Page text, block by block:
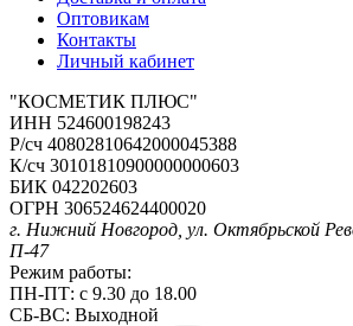
Оптовикам
Контакты
Личный кабинет
"КОСМЕТИК ПЛЮС"
ИНН 524600198243
Р/сч 40802810642000045388
К/сч 30101810900000000603
БИК 042202603
ОГРН 306524624400020
г. Нижний Новгород, ул. Октябрьской
П-47
Режим работы:
ПН-ПТ: с 9.30 до 18.00
СБ-ВС: Выходной